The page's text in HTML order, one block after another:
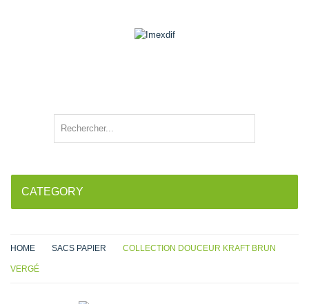
CATEGORY
HOME SACS PAPIER COLLECTION DOUCEUR KRAFT BRUN
VERGÉ